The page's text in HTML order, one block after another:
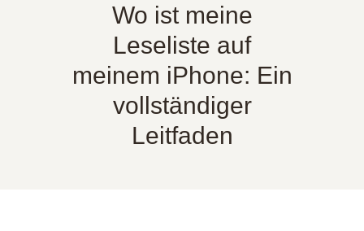
Wo ist meine
Leseliste auf
meinem iPhone: Ein
vollständiger
Leitfaden
ÜBER UNS
KONTAKT
RICHTLINIEN
DEUTSCH